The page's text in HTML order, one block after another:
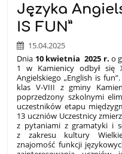
Języka
IS FUN”
15.04.2025
Dnia 10 kwietnia 2025 r. o
1 w Kamienicy odbył się
Angielskiego „English is
klas V-VIII z gminy
poprzedzony szkolnymi
uczestników etapu
13 uczniów Uczestnicy
z pytaniami z gramatyki i
z zakresu kultury
znajomość funkcji